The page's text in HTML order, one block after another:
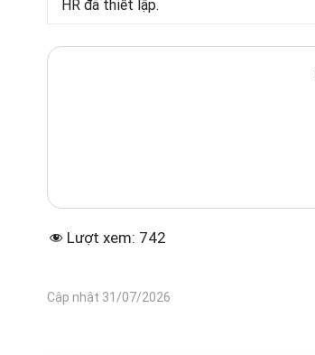
HR đã thiết lập.
Lượt xem: 742
Cập nhật 31/07/2026